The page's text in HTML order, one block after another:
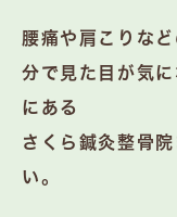
腰痛や肩こりな
分で見た目が気
にある
さくら鍼灸整骨
い。